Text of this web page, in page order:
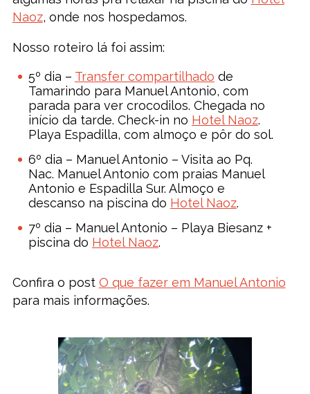
Naoz, onde nos hospedamos.
Nosso roteiro lá foi assim:
5º dia – Transfer compartilhado de
Tamarindo para Manuel Antonio, com
parada para ver crocodilos. Chegada no
início da tarde. Check-in no Hotel Naoz.
Playa Espadilla, com almoço e pôr do sol.
6º dia – Manuel Antonio – Visita ao Pq.
Nac. Manuel Antonio com praias Manuel
Antonio e Espadilla Sur. Almoço e
descanso na piscina do Hotel Naoz.
7º dia – Manuel Antonio – Playa Biesanz +
piscina do Hotel Naoz.
Confira o post O que fazer em Manuel Antonio
para mais informações.